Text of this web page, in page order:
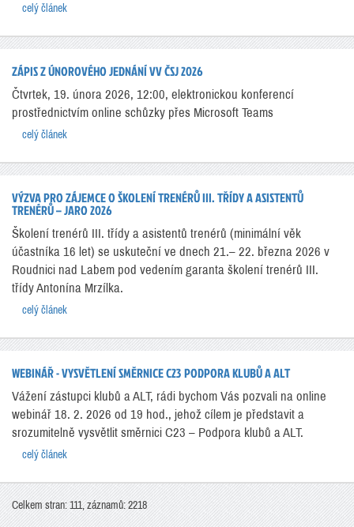
celý článek
ZÁPIS Z ÚNOROVÉHO JEDNÁNÍ VV ČSJ 2026
Čtvrtek, 19. února 2026, 12:00, elektronickou konferencí
prostřednictvím online schůzky přes Microsoft Teams
celý článek
VÝZVA PRO ZÁJEMCE O ŠKOLENÍ TRENÉRŮ III. TŘÍDY A ASISTENTŮ
TRENÉRŮ – JARO 2026
Školení trenérů III. třídy a asistentů trenérů (minimální věk
účastníka 16 let) se uskuteční ve dnech 21.– 22. března 2026 v
Roudnici nad Labem pod vedením garanta školení trenérů III.
třídy Antonína Mrzílka.
celý článek
WEBINÁŘ - VYSVĚTLENÍ SMĚRNICE C23 PODPORA KLUBŮ A ALT
Vážení zástupci klubů a ALT, rádi bychom Vás pozvali na online
webinář 18. 2. 2026 od 19 hod., jehož cílem je představit a
srozumitelně vysvětlit směrnici C23 – Podpora klubů a ALT.
celý článek
Celkem stran: 111, záznamů: 2218